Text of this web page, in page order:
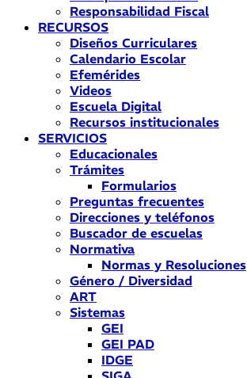
Responsabilidad Fiscal
RECURSOS
Diseños Curriculares
Calendario Escolar
Efemérides
Videos
Escuela Digital
Recursos institucionales
SERVICIOS
Educacionales
Trámites
Formularios
Preguntas frecuentes
Direcciones y teléfonos
Buscador de escuelas
Normativa
Normas y Resoluciones
Género / Diversidad
ART
Sistemas
GEI
GEI PAD
IDGE